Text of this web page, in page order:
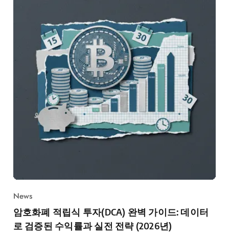
News
암호화폐 적립식 투자(DCA) 완벽 가이드: 데이터
로 검증된 수익률과 실전 전략 (2026년)